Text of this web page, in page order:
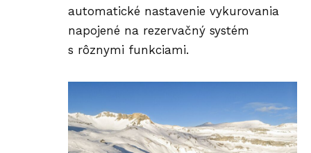
automatické nastavenie vykurovania
napojené na rezervačný systém
s rôznymi funkciami.